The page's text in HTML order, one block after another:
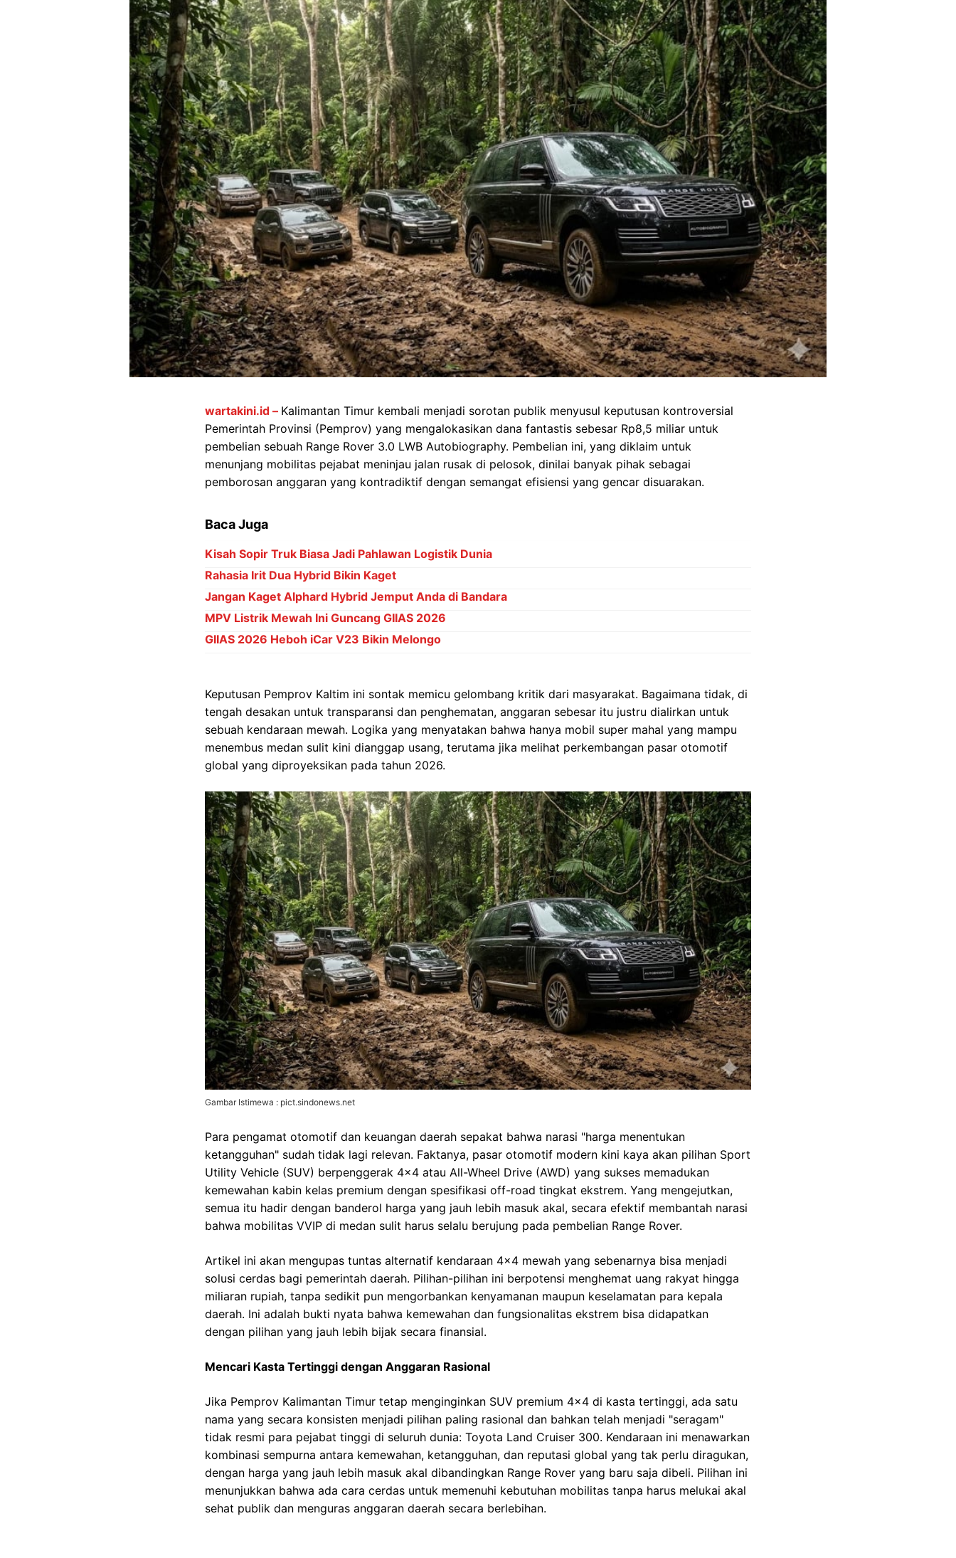
wartakini.id – Kalimantan Timur kembali menjadi sorotan publik menyusul keputusan kontroversial
Pemerintah Provinsi (Pemprov) yang mengalokasikan dana fantastis sebesar Rp8,5 miliar untuk
pembelian sebuah Range Rover 3.0 LWB Autobiography. Pembelian ini, yang diklaim untuk
menunjang mobilitas pejabat meninjau jalan rusak di pelosok, dinilai banyak pihak sebagai
pemborosan anggaran yang kontradiktif dengan semangat efisiensi yang gencar disuarakan.
Baca Juga
Kisah Sopir Truk Biasa Jadi Pahlawan Logistik Dunia
Rahasia Irit Dua Hybrid Bikin Kaget
Jangan Kaget Alphard Hybrid Jemput Anda di Bandara
MPV Listrik Mewah Ini Guncang GIIAS 2026
GIIAS 2026 Heboh iCar V23 Bikin Melongo
Keputusan Pemprov Kaltim ini sontak memicu gelombang kritik dari masyarakat. Bagaimana tidak, di
tengah desakan untuk transparansi dan penghematan, anggaran sebesar itu justru dialirkan untuk
sebuah kendaraan mewah. Logika yang menyatakan bahwa hanya mobil super mahal yang mampu
menembus medan sulit kini dianggap usang, terutama jika melihat perkembangan pasar otomotif
global yang diproyeksikan pada tahun 2026.
Gambar Istimewa : pict.sindonews.net
Para pengamat otomotif dan keuangan daerah sepakat bahwa narasi "harga menentukan
ketangguhan" sudah tidak lagi relevan. Faktanya, pasar otomotif modern kini kaya akan pilihan Sport
Utility Vehicle (SUV) berpenggerak 4×4 atau All-Wheel Drive (AWD) yang sukses memadukan
kemewahan kabin kelas premium dengan spesifikasi off-road tingkat ekstrem. Yang mengejutkan,
semua itu hadir dengan banderol harga yang jauh lebih masuk akal, secara efektif membantah narasi
bahwa mobilitas VVIP di medan sulit harus selalu berujung pada pembelian Range Rover.
Artikel ini akan mengupas tuntas alternatif kendaraan 4×4 mewah yang sebenarnya bisa menjadi
solusi cerdas bagi pemerintah daerah. Pilihan-pilihan ini berpotensi menghemat uang rakyat hingga
miliaran rupiah, tanpa sedikit pun mengorbankan kenyamanan maupun keselamatan para kepala
daerah. Ini adalah bukti nyata bahwa kemewahan dan fungsionalitas ekstrem bisa didapatkan
dengan pilihan yang jauh lebih bijak secara finansial.
Mencari Kasta Tertinggi dengan Anggaran Rasional
Jika Pemprov Kalimantan Timur tetap menginginkan SUV premium 4×4 di kasta tertinggi, ada satu
nama yang secara konsisten menjadi pilihan paling rasional dan bahkan telah menjadi "seragam"
tidak resmi para pejabat tinggi di seluruh dunia: Toyota Land Cruiser 300. Kendaraan ini menawarkan
kombinasi sempurna antara kemewahan, ketangguhan, dan reputasi global yang tak perlu diragukan,
dengan harga yang jauh lebih masuk akal dibandingkan Range Rover yang baru saja dibeli. Pilihan ini
menunjukkan bahwa ada cara cerdas untuk memenuhi kebutuhan mobilitas tanpa harus melukai akal
sehat publik dan menguras anggaran daerah secara berlebihan.